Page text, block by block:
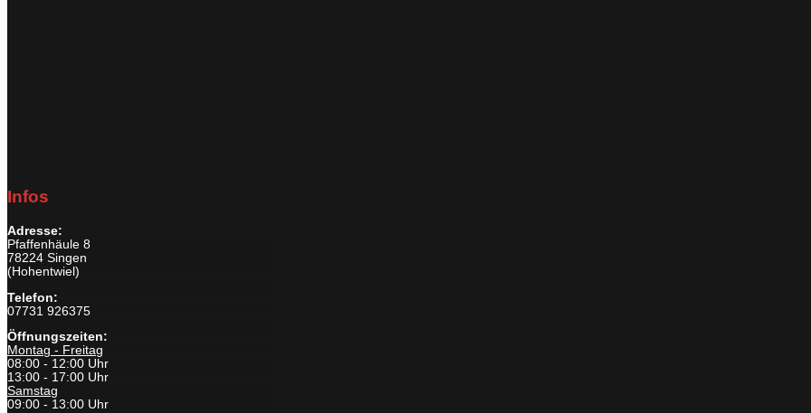
Infos
Adresse:
Pfaffenhäule 8
78224 Singen
(Hohentwiel)
Telefon:
07731 926375
Öffnungszeiten:
Montag - Freitag
08:00 - 12:00 Uhr
13:00 - 17:00 Uhr
Samstag
09:00 - 13:00 Uhr